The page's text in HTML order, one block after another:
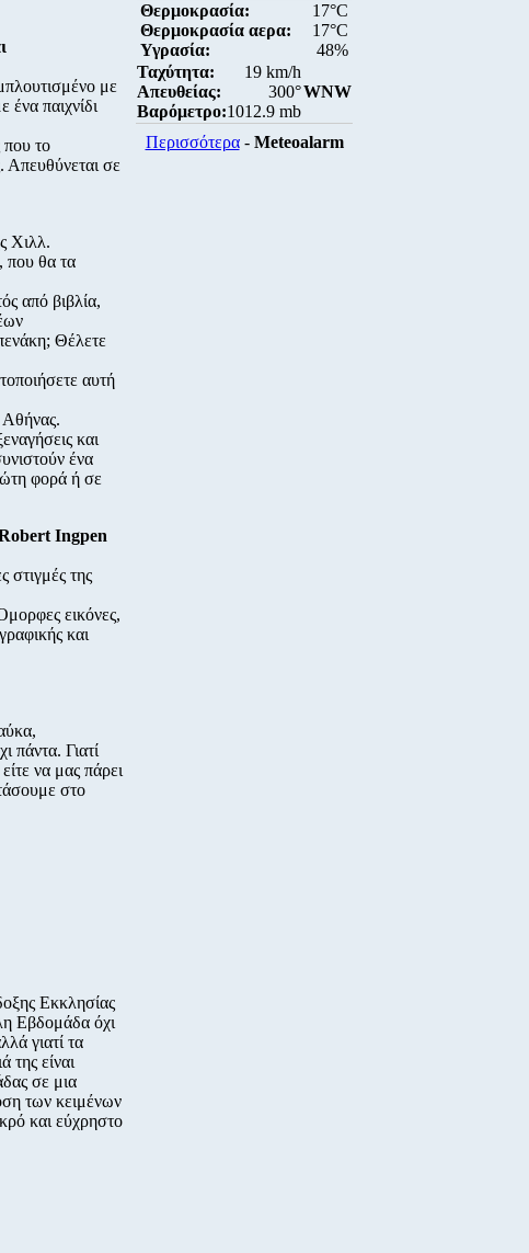
με
παιχνίδι
που το
Απευθύνεται σε
Χιλλ.
που θα τα
από βιβλία,
Θέλετε
αυτή
Αθήνας.
και
ένα
φορά ή σε
Ingpen
στιγμές της
εικόνες,
και
πάντα. Γιατί
να μας πάρει
στο
Εκκλησίας
Εβδομάδα όχι
γιατί τα
της είναι
σε μια
των κειμένων
και εύχρηστο
Θερμοκρασία:
17°C
Θερμοκρασία αερα:
17°C
Υγρασία:
48%
Ταχύτητα:
19 km/h
Απευθείας:
300°
Βαρόμετρο:1012.9 mb
WNW
Περισσότερα- Meteoalarm